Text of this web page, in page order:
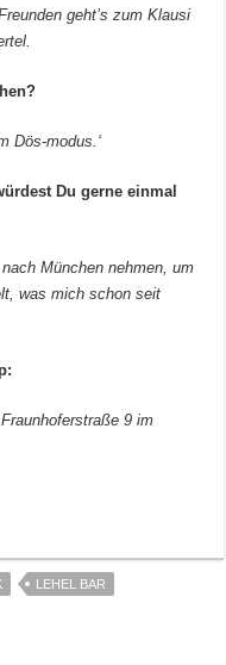
geht’s zum Klausi
Dös-modus.‘
Du gerne einmal
München nehmen, um
was mich schon seit
9 im
LEHEL BAR